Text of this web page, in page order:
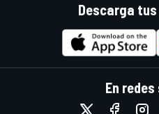
Descarga
En